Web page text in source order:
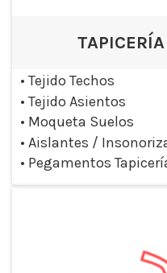
• Tejido Techos
• Tejido Asientos
• Moqueta Suelos
• Aislantes /
• Pegamentos